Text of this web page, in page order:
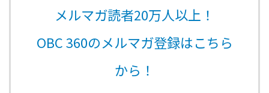
メルマガ読者20万人以上！
OBC 360のメルマガ登録はこちら
から！